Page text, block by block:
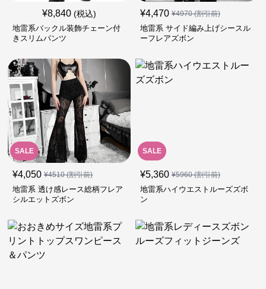
¥8,840 (税込)
地雷系バックル装飾チェーン付
きスリムパンツ
¥4,470 ¥4970(割引前)
地雷系 サイド編み上げシースル
ーフレアズボン
SALE
¥4,050 ¥4510(割引前)
地雷系 透け感レース総柄フレア
シルエットズボン
SALE
¥5,360 ¥5960(割引前)
地雷系ハイウエストルーズズボ
ン